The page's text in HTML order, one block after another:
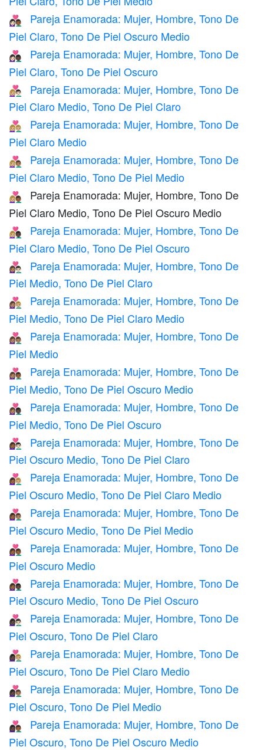
👩🏻‍❤️‍👨🏾
Pareja Enamorada: Mujer, Hombre, Tono De
Piel Claro, Tono De Piel Oscuro Medio
👩🏻‍❤️‍👨🏿
Pareja Enamorada: Mujer, Hombre, Tono De
Piel Claro, Tono De Piel Oscuro
👩🏼‍❤️‍👨🏻
Pareja Enamorada: Mujer, Hombre, Tono De
Piel Claro Medio, Tono De Piel Claro
👩🏼‍❤️‍👨🏼
Pareja Enamorada: Mujer, Hombre, Tono De
Piel Claro Medio
👩🏼‍❤️‍👨🏽
Pareja Enamorada: Mujer, Hombre, Tono De
Piel Claro Medio, Tono De Piel Medio
👩🏼‍❤️‍👨🏾
Pareja Enamorada: Mujer, Hombre, Tono De
Piel Claro Medio, Tono De Piel Oscuro Medio
👩🏼‍❤️‍👨🏿
Pareja Enamorada: Mujer, Hombre, Tono De
Piel Claro Medio, Tono De Piel Oscuro
👩🏽‍❤️‍👨🏻
Pareja Enamorada: Mujer, Hombre, Tono De
Piel Medio, Tono De Piel Claro
👩🏽‍❤️‍👨🏼
Pareja Enamorada: Mujer, Hombre, Tono De
Piel Medio, Tono De Piel Claro Medio
👩🏽‍❤️‍👨🏽
Pareja Enamorada: Mujer, Hombre, Tono De
Piel Medio
👩🏽‍❤️‍👨🏾
Pareja Enamorada: Mujer, Hombre, Tono De
Piel Medio, Tono De Piel Oscuro Medio
👩🏽‍❤️‍👨🏿
Pareja Enamorada: Mujer, Hombre, Tono De
Piel Medio, Tono De Piel Oscuro
👩🏾‍❤️‍👨🏻
Pareja Enamorada: Mujer, Hombre, Tono De
Piel Oscuro Medio, Tono De Piel Claro
👩🏾‍❤️‍👨🏼
Pareja Enamorada: Mujer, Hombre, Tono De
Piel Oscuro Medio, Tono De Piel Claro Medio
👩🏾‍❤️‍👨🏽
Pareja Enamorada: Mujer, Hombre, Tono De
Piel Oscuro Medio, Tono De Piel Medio
👩🏾‍❤️‍👨🏾
Pareja Enamorada: Mujer, Hombre, Tono De
Piel Oscuro Medio
👩🏾‍❤️‍👨🏿
Pareja Enamorada: Mujer, Hombre, Tono De
Piel Oscuro Medio, Tono De Piel Oscuro
👩🏿‍❤️‍👨🏻
Pareja Enamorada: Mujer, Hombre, Tono De
Piel Oscuro, Tono De Piel Claro
👩🏿‍❤️‍👨🏼
Pareja Enamorada: Mujer, Hombre, Tono De
Piel Oscuro, Tono De Piel Claro Medio
👩🏿‍❤️‍👨🏽
Pareja Enamorada: Mujer, Hombre, Tono De
Piel Oscuro, Tono De Piel Medio
👩🏿‍❤️‍👨🏾
Pareja Enamorada: Mujer, Hombre, Tono De
Piel Oscuro, Tono De Piel Oscuro Medio